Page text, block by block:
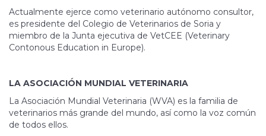
Actualmente ejerce como veterinario autónomo consultor,
es presidente del Colegio de Veterinarios de Soria y
miembro de la Junta ejecutiva de VetCEE (Veterinary
Contonous Education in Europe).
LA ASOCIACIÓN MUNDIAL VETERINARIA
La Asociación Mundial Veterinaria (WVA) es la familia de
veterinarios más grande del mundo, así como la voz común
de todos ellos.